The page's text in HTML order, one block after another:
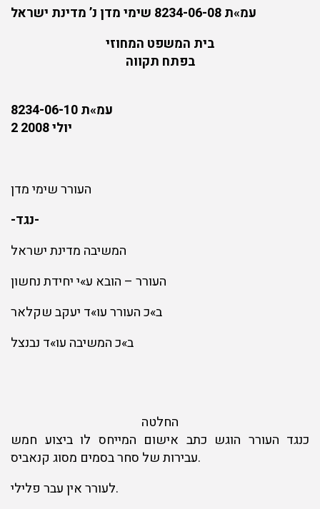
עמ»ת 8234-06-08 שימי מדן נ’ מדינת ישראל
בית המשפט המחוזי
בפתח תקווה
עמ»ת 8234-06-10
2 יולי 2008
העורר שימי מדן
-נגד-
המשיבה מדינת ישראל
העורר – הובא ע»י יחידת נחשון
ב»כ העורר עו»ד יעקב שקלאר
ב»כ המשיבה עו»ד נבנצל
החלטה
כנגד העורר הוגש כתב אישום המייחס לו ביצוע חמש
עבירות של סחר בסמים מסוג קנאביס.
לעורר אין עבר פלילי.